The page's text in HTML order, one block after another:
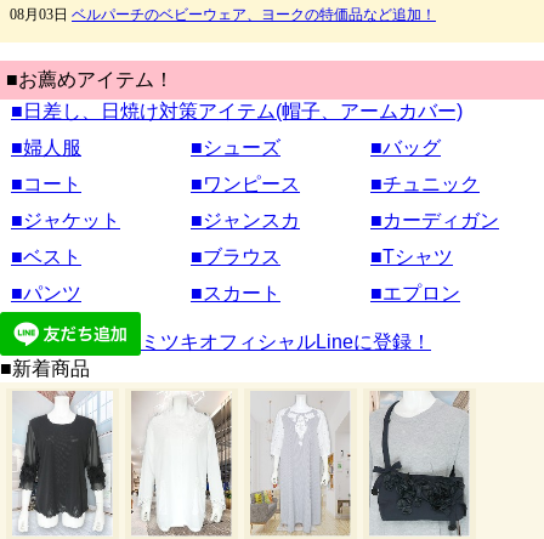
■お薦めアイテム！
■日差し、日焼け対策アイテム(帽子、アームカバー)
■婦人服
■シューズ
■バッグ
■コート
■ワンピース
■チュニック
■ジャケット
■ジャンスカ
■カーディガン
■ベスト
■ブラウス
■Tシャツ
■パンツ
■スカート ■エプロン
ミツキオフィシャルLineに登録！
■新着商品